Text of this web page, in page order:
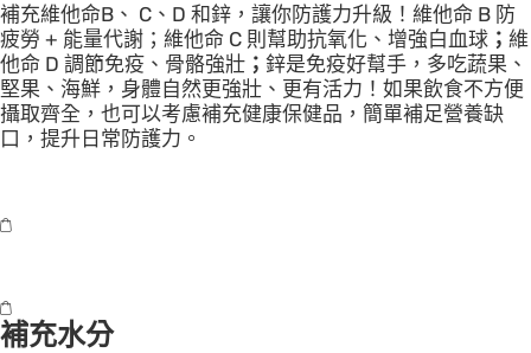
補充維他命B、 C、D 和鋅，讓你防護力升級！維他命 B 防
疲勞 + 能量代謝；維他命 C 則幫助抗氧化、增強白血球 ； 維
他命 D 調節免疫、骨骼強壯 ； 鋅是免疫好幫手，多吃蔬果、
堅果、海鮮，身體自然更強壯、更有活力！如果飲食不方便
攝取齊全，也可以考慮補充健康保健品，簡單補足營養缺
口，提升日常防護力。
補充水分